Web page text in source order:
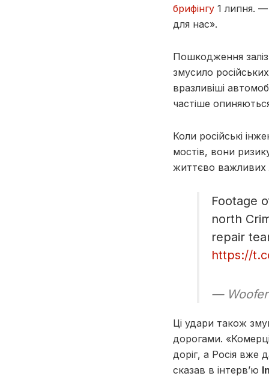
брифінгу 1 липня. —
для нас».
Пошкодження
змусило
вразливіші
частіше
Коли російські
мостів, вони
життєво важливих
Footage
north
repair
https://
—
Ці удари також
дорогами.
доріг, а Росія вже
сказав в інтерв’ю